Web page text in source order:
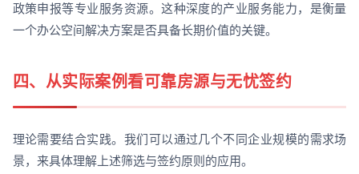
政策申报等专业服务资源。这种深度的产业服务能力，是衡量
一个办公空间解决方案是否具备长期价值的关键。
四、从实际案例看可靠房源与无忧签约
理论需要结合实践。我们可以通过几个不同企业规模的需求场
景，来具体理解上述筛选与签约原则的应用。